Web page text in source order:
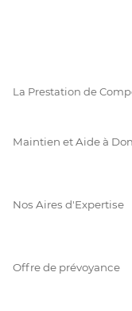
La Prestation de
Maintien et Aide à
Nos Aires d'Expertise
Offre de prévoyance